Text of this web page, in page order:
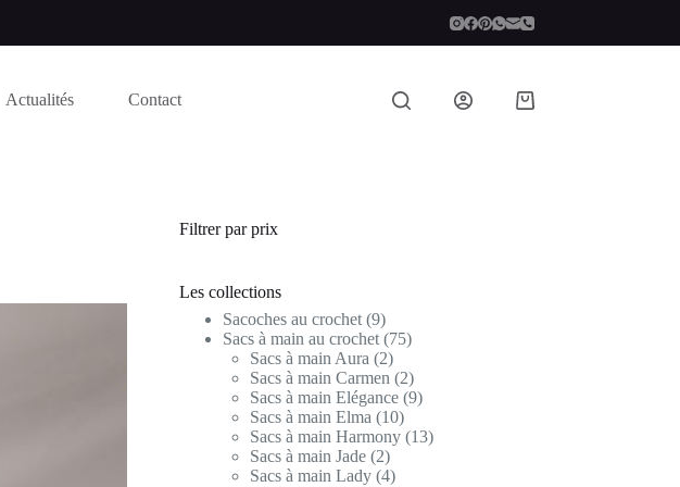
Actualités Contact
Panier
Filtrer par prix
Les collections
Sacoches au crochet 99
produits
Sacs à main au crochet 7575
Sacs à main Aura 22
produits
Sacs à main Carmen 22
produits
Sacs à main Elégance 99
Sacs à main Elma 1010
produits
Sacs à main Harmony 1313
Sacs à main Jade 22
produits
Sacs à main Lady 44